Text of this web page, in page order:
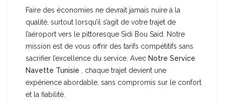
Faire des économies ne devrait jamais nuire à la
qualité, surtout lorsqu’il s’agit de votre trajet de
l’aéroport vers le pittoresque Sidi Bou Said. Notre
mission est de vous offrir des tarifs compétitifs sans
sacrifier l’excellence du service. Avec Notre Service
Navette Tunisie
, chaque trajet devient une
expérience abordable, sans compromis sur le confort
et la fiabilité.